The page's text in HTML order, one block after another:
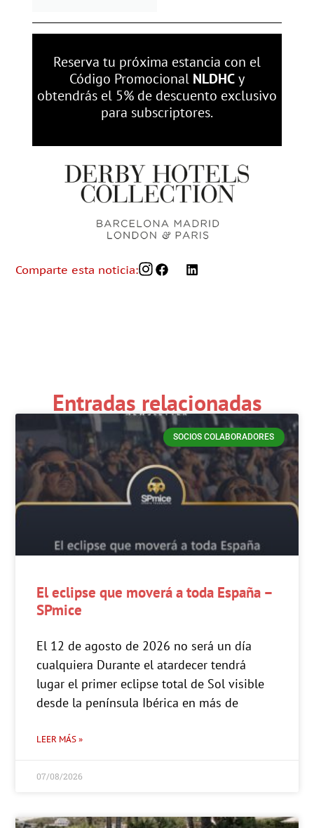
Reserva tu próxima estancia con el
Código Promocional NLDHCy
obtendrás el 5% de descuento exclusivo
para subscriptores.
Comparte esta noticia:
Entradas relacionadas
SOCIOS COLABORADORES
El eclipse que moverá a toda España –
SPmice
El 12 de agosto de 2026 no será un día
cualquiera Durante el atardecer tendrá
lugar el primer eclipse total de Sol visible
desde la península Ibérica en más de
LEER MÁS »
07/08/2026